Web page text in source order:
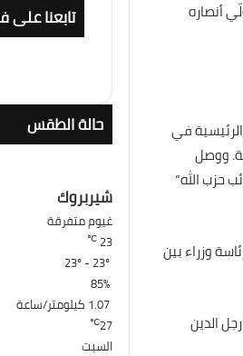
رغم تولّي أنصاره
في
ووصل
من “كتائب حزب الله”
وزراء بين
الدين
تابعنا
حالة الطقس
شيربروك
غيوم متفرقة
23
℃
23º - 23º
85%
1.07 كيلومتر/ساعة
27
℃
السبت